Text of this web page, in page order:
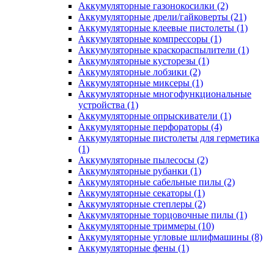
Аккумуляторные газонокосилки (2)
Аккумуляторные дрели/гайковерты (21)
Аккумуляторные клеевые пистолеты (1)
Аккумуляторные компрессоры (1)
Аккумуляторные краскораспылители (1)
Аккумуляторные кусторезы (1)
Аккумуляторные лобзики (2)
Аккумуляторные миксеры (1)
Аккумуляторные многофункциональные
устройства (1)
Аккумуляторные опрыскиватели (1)
Аккумуляторные перфораторы (4)
Аккумуляторные пистолеты для герметика
(1)
Аккумуляторные пылесосы (2)
Аккумуляторные рубанки (1)
Аккумуляторные сабельные пилы (2)
Аккумуляторные секаторы (1)
Аккумуляторные степлеры (2)
Аккумуляторные торцовочные пилы (1)
Аккумуляторные триммеры (10)
Аккумуляторные угловые шлифмашины (8)
Аккумуляторные фены (1)